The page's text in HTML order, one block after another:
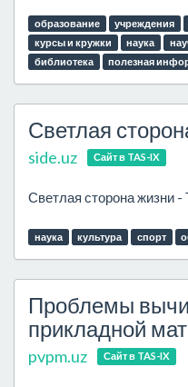
образование учреждения
курсы и кружки
наука
библиотека
полезная
Светлая
side.uz Сайт в TAS-IX
Светлая сторона жизни -
наука культура спорт
Проблемы
прикладной
pvpm.uz Сайт в TAS-IX